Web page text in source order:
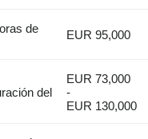
de
EUR 95,000
del
EUR 73,000
-
EUR 130,000